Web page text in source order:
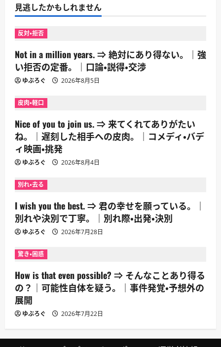
見逃したかもしれません
反対・拒否
Not in a million years. ⇒ 絶対にあり得ない。｜強
い拒否の定番。｜口論・説得・交渉
ゆぶろぐ 2026年8月5日
皮肉・軽口
Nice of you to join us. ⇒ 来てくれてありがたい
ね。｜遅刻した相手への皮肉。｜コメディ・バデ
ィ映画・挑発
ゆぶろぐ 2026年8月4日
別れ・去る
I wish you the best. ⇒ 君の幸せを願っている。｜
別れや決別で丁寧。｜別れ際・出発・決別
ゆぶろぐ 2026年7月28日
驚き・困惑
How is that even possible? ⇒ そんなことあり得る
の？｜可能性自体を疑う。｜事件発覚・予想外の
展開
ゆぶろぐ 2026年7月22日